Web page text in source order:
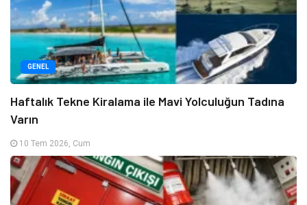
GENEL
Haftalık Tekne Kiralama ile Mavi Yolculuğun Tadına
Varın
10 Tem 2026, Cum